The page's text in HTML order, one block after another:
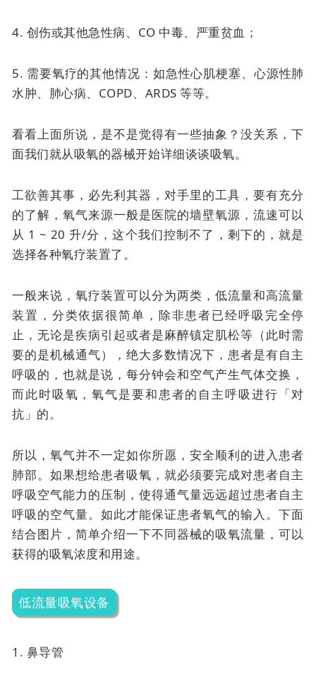
4. 创伤或其他急性病、CO 中毒、严重贫血；
5. 需要氧疗的其他情况：如急性心肌梗塞、心源性肺
水肿、肺心病、COPD、ARDS 等等。
看看上面所说，是不是觉得有一些抽象？没关系，下
面我们就从吸氧的器械开始详细谈谈吸氧。
工欲善其事，必先利其器，对手里的工具，要有充分
的了解，氧气来源一般是医院的墙壁氧源，流速可以
从 1 ~ 20 升/分，这个我们控制不了，剩下的，就是
选择各种氧疗装置了。
一般来说，氧疗装置可以分为两类，低流量和高流量
装置，分类依据很简单，除非患者已经呼吸完全停
止，无论是疾病引起或者是麻醉镇定肌松等（此时需
要的是机械通气），绝大多数情况下，患者是有自主
呼吸的，也就是说，每分钟会和空气产生气体交换，
而此时吸氧，氧气是要和患者的自主呼吸进行「对
抗」的。
所以，氧气并不一定如你所愿，安全顺利的进入患者
肺部。如果想给患者吸氧，就必须要完成对患者自主
呼吸空气能力的压制，使得通气量远远超过患者自主
呼吸的空气量。如此才能保证患者氧气的输入。下面
结合图片，简单介绍一下不同器械的吸氧流量，可以
获得的吸氧浓度和用途。
低流量吸氧设备
1. 鼻导管